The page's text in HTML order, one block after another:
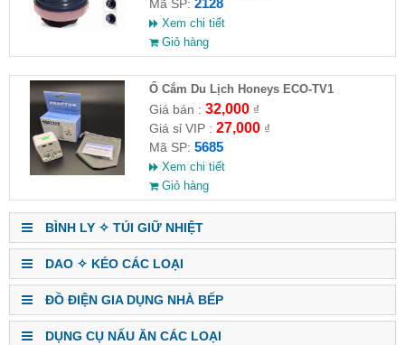
Mã SP: 2128
Xem chi tiết
Giỏ hàng
Ổ Cắm Du Lịch Honeys ECO-TV1
Giá bán : 32,000₫
Giá sỉ VIP : 27,000₫
Mã SP: 5685
Xem chi tiết
Giỏ hàng
BÌNH LY ✧ TÚI GIỮ NHIỆT
DAO ✧ KÉO CÁC LOẠI
ĐỒ ĐIỆN GIA DỤNG NHÀ BẾP
DỤNG CỤ NẤU ĂN CÁC LOẠI